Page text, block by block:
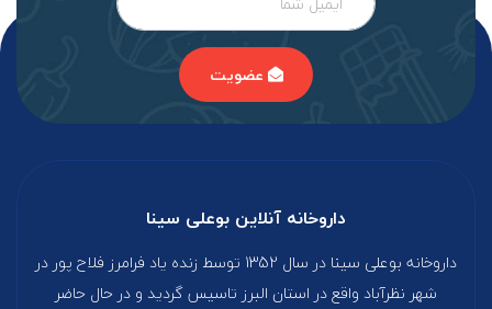
عضویت
داروخانه آنلاین بوعلی سینا
داروخانه بوعلی سینا در سال 1352 توسط زنده یاد فرامرز فلاح پور در
شهر نظرآباد واقع در استان البرز تاسیس گردید و در حال حاضر